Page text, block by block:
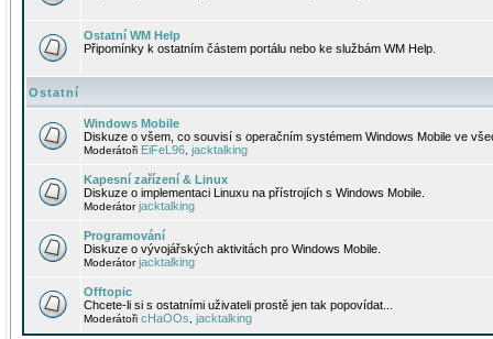
Ostatní WM Help
Připomínky k ostatním částem portálu nebo ke službám WM Help.
Ostatní
Windows Mobile
Diskuze o všem, co souvisí s operačním systémem Windows Mobile ve
Moderátoři EiFeL96 jacktalking
Kapesní zařízení & Linux
Diskuze o implementaci Linuxu na přístrojích s Windows Mobile.
Moderátorjacktalking
Programování
Diskuze o vývojářských aktivitách pro Windows Mobile.
Moderátorjacktalking
Offtopic
Chcete-li si s ostatními uživateli prostě jen tak popovídat...
Moderátoři cHaOOs jacktalking